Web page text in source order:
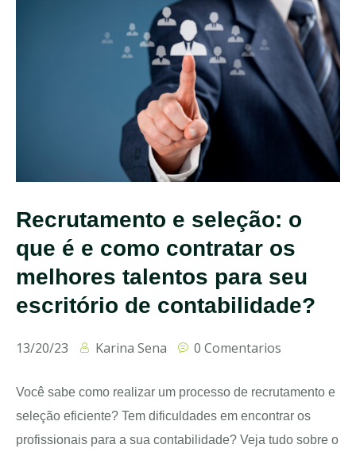
Recrutamento e seleção: o
que é e como contratar os
melhores talentos para seu
escritório de contabilidade?
13/20/23 Karina Sena 0 Comentarios
Você sabe como realizar um processo de recrutamento e
seleção eficiente? Tem dificuldades em encontrar os
profissionais para a sua contabilidade? Veja tudo sobre o